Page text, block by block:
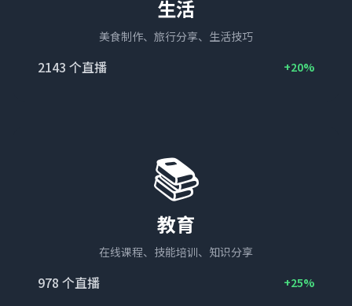
生活
美食制作、旅行分享、生活技巧
2143 个直播 +20%
📚
教育
在线课程、技能培训、知识分享
978 个直播 +25%